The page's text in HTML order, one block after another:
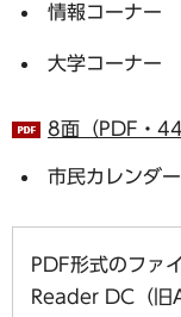
情報コーナー
大学コーナー
8面（PDF・
市民カレンダー
PDF形式のファ
Reader DC（旧